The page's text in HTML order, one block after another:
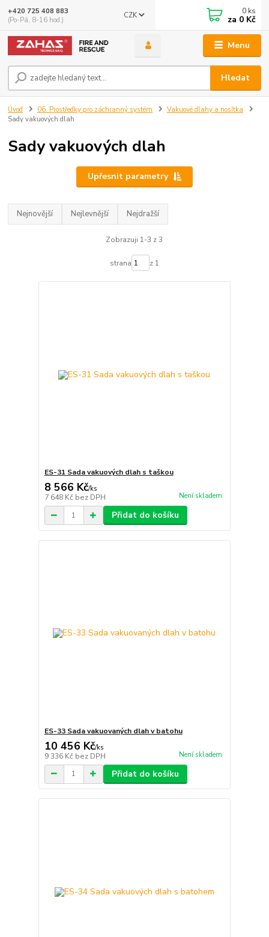
Menu
CZK
Hledat
+420 725 408 883
(Po-Pá, 8-16 hod.)
0 ks
za 0 Kč
Úvod 06. Prostředky pro záchranný systém
Vakuové dlahy a nosítka
Sady vakuových dlah
Sady vakuových dlah
Upřesnit parametry
Nejnovější Nejlevnější Nejdražší
Zobrazuji 1-3 z 3
strana z 1
ES-31 Sada vakuových dlah s taškou
8 566 Kč/ks
7 648 Kč bez DPH Není skladem
Přidat do košíku
ES-33 Sada vakuovaných dlah v batohu
10 456 Kč/ks
9 336 Kč bez DPH Není skladem
Přidat do košíku